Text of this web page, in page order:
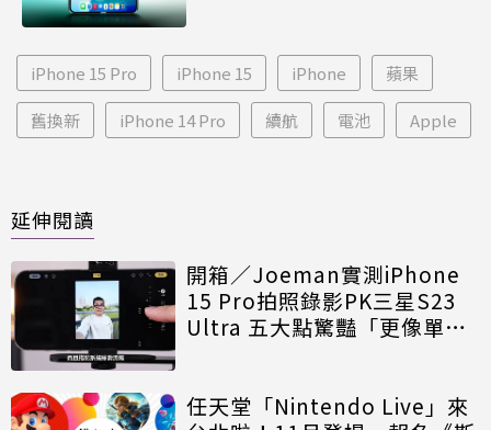
iPhone 15 Pro iPhone 15 iPhone 蘋果
舊換新 iPhone 14 Pro 續航 電池 Apple
延伸閱讀
開箱／Joeman實測iPhone
15 Pro拍照錄影PK三星S23
Ultra 五大點驚豔「更像單
任天堂「Nintendo Live」來